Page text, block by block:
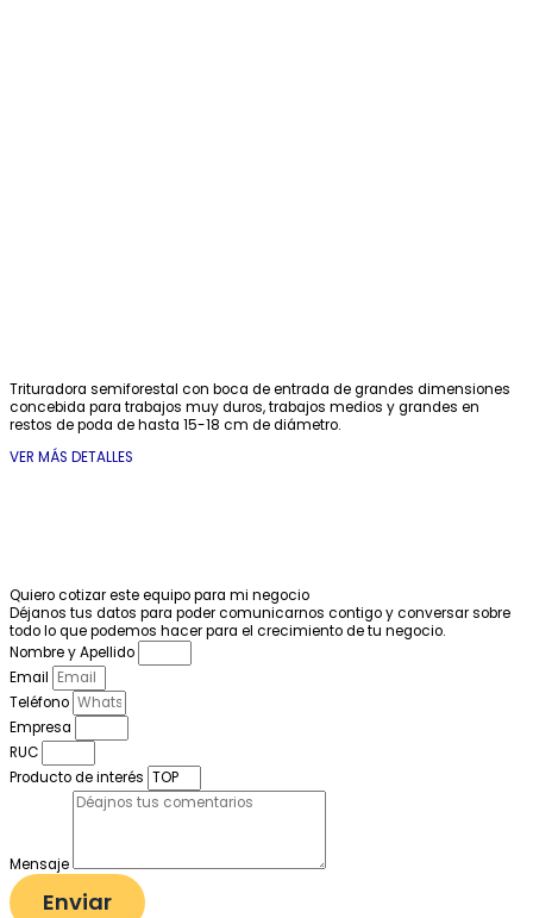
Trituradora semiforestal con boca de entrada de grandes dimensiones
concebida para trabajos muy duros, trabajos medios y grandes en
restos de poda de hasta 15-18 cm de diámetro.
VER MÁS DETALLES
Quiero cotizar este equipo para mi negocio
Déjanos tus datos para poder comunicarnos contigo y conversar sobre
todo lo que podemos hacer para el crecimiento de tu negocio.
Nombre y Apellido
Email
Teléfono
Empresa
RUC
Producto de interés
Mensaje
Enviar